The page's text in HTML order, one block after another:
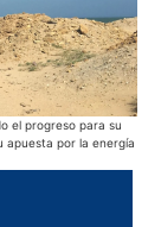
el progreso para su
apuesta por la energía